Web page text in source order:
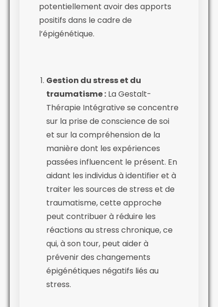
potentiellement avoir des apports
positifs dans le cadre de
l’épigénétique.
Gestion du stress et du
traumatisme : La Gestalt-
Thérapie Intégrative se concentre
sur la prise de conscience de soi
et sur la compréhension de la
manière dont les expériences
passées influencent le présent. En
aidant les individus à identifier et à
traiter les sources de stress et de
traumatisme, cette approche
peut contribuer à réduire les
réactions au stress chronique, ce
qui, à son tour, peut aider à
prévenir des changements
épigénétiques négatifs liés au
stress.